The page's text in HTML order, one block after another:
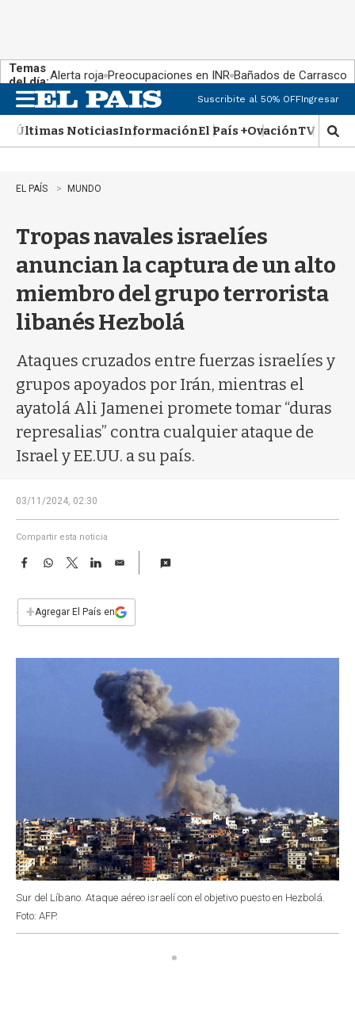
Temas
del día:Alerta roja Preocupaciones en INR Bañados de Carrasco
n
u
Suscribite al 50% OFFIngresar
Últimas NoticiasInformaciónEl País +OvaciónTV Show
M
o
�
a
EL PAÍS MUNDO
Tropas navales israelíes
anuncian la captura de un alto
miembro del grupo terrorista
libanés Hezbolá
Ataques cruzados entre fuerzas israelíes y
grupos apoyados por Irán, mientras el
ayatolá Ali Jamenei promete tomar “duras
represalias” contra cualquier ataque de
Israel y EE.UU. a su país.
03/11/2024, 02:30
Compartir esta noticia
F
e
b
W
s
T
w
t
L
n
E
i
l
+Agregar El País en
Sur del Líbano. Ataque aéreo israelí con el objetivo puesto en Hezbolá.
Foto: AFP.